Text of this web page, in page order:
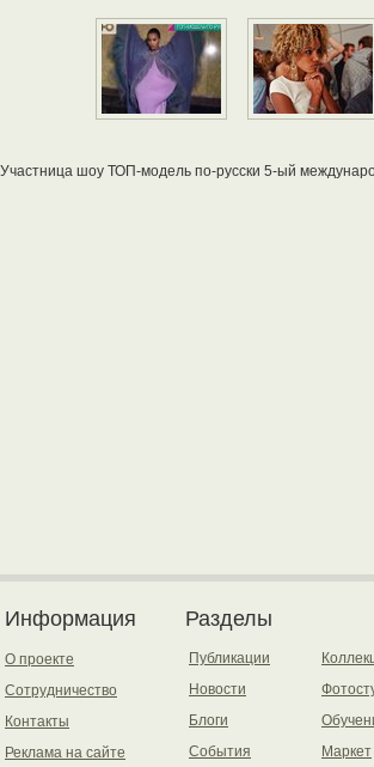
Участница шоу ТОП-модель по-русски 5-ый
Информация
О проекте
Сотрудничество
Контакты
Реклама на сайте
Разделы
Публикации
Новости
Блоги
События
Маркет